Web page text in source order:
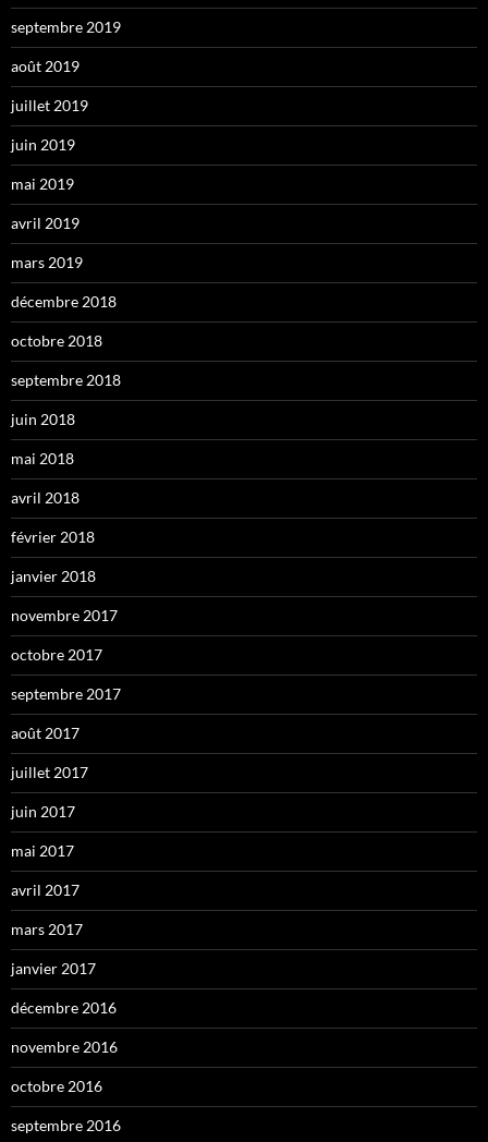
septembre 2019
août 2019
juillet 2019
juin 2019
mai 2019
avril 2019
mars 2019
décembre 2018
octobre 2018
septembre 2018
juin 2018
mai 2018
avril 2018
février 2018
janvier 2018
novembre 2017
octobre 2017
septembre 2017
août 2017
juillet 2017
juin 2017
mai 2017
avril 2017
mars 2017
janvier 2017
décembre 2016
novembre 2016
octobre 2016
septembre 2016